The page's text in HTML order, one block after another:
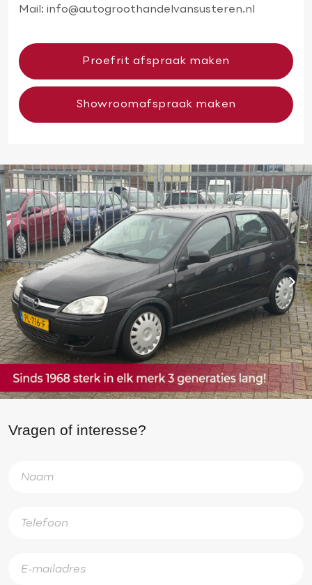
Mail: info@autogroothandelvansusteren.nl
Proefrit afspraak maken
Showroomafspraak maken
Vragen of interesse?